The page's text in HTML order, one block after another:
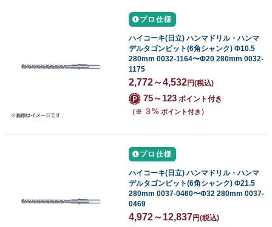
プロ仕様
ハイコーキ(日立) ハンマドリル・ハンマ
デルタゴンビット(6角シャンク) Φ10.5
280mm 0032-1164〜Φ20 280mm 0032-
1175
2,772～4,532円(税込)
75～123 ポイント付き
（※ ３% ポイント付き）
プロ仕様
ハイコーキ(日立) ハンマドリル・ハンマ
デルタゴンビット(6角シャンク) Φ21.5
280mm 0037-0460〜Φ32 280mm 0037-
0469
4,972～12,837円(税込)